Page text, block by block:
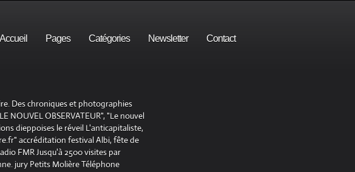
Accueil Pages Catégories Newsletter Contact
Des chroniques et photographies
NOUVEL OBSERVATEUR", "Le nouvel
dieppoises le réveil L'anticapitaliste,
accréditation festival Albi, fête de
FMR Jusqu'à 2500 visites par
jury Petits Molière Téléphone